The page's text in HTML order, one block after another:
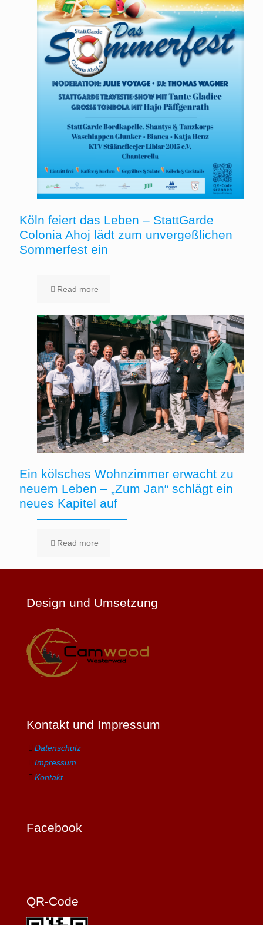
Köln feiert das Leben – StattGarde
Colonia Ahoj lädt zum unvergeßlichen
Sommerfest ein
Read more
Ein kölsches Wohnzimmer erwacht zu
neuem Leben – „Zum Jan“ schlägt ein
neues Kapitel auf
Read more
Design und Umsetzung
Kontakt und Impressum
Datenschutz
Impressum
Kontakt
Facebook
QR-Code